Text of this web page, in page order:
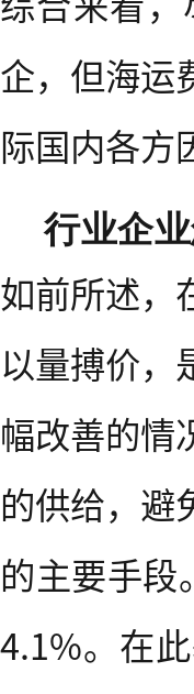
企，但海运
际国内各方
行业企
如前所述，
以量搏价，
幅改善的情
的供给，避
的主要手段
4.1%。在